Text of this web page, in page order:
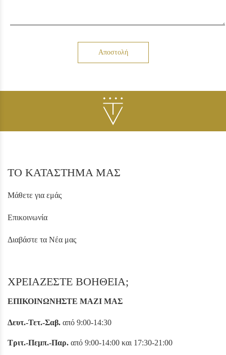
Αποστολή
ΤΟ ΚΑΤΑΣΤΗΜΑ ΜΑΣ
Μάθετε για εμάς
Επικοινωνία
Διαβάστε τα Νέα μας
ΧΡΕΙΑΖΕΣΤΕ ΒΟΗΘΕΙΑ;
ΕΠΙΚΟΙΝΩΝΗΣΤΕ ΜΑΖΙ ΜΑΣ
Δευτ.-Τετ.-Σαβ. από 9:00-14:30
Τριτ.-Πεμπ.-Παρ. από 9:00-14:00 και 17:30-21:00